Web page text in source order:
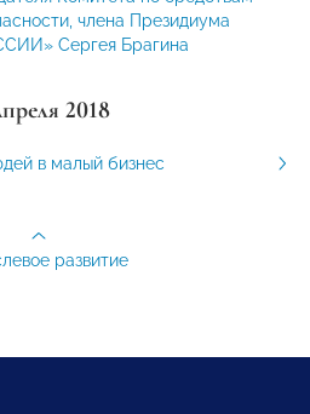
члена Президиума
Сергея Брагина
2018
в малый бизнес
развитие